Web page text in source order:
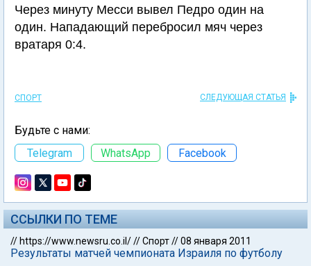
Через минуту Месси вывел Педро один на
один. Нападающий перебросил мяч через
вратаря 0:4.
СПОРТ СЛЕДУЮЩАЯ СТАТЬЯ
Будьте с нами:
Telegram
WhatsApp Facebook
ССЫЛКИ ПО ТЕМЕ
// https://www.newsru.co.il///Спорт//08 января 2011
Результаты матчей чемпионата Израиля по футболу